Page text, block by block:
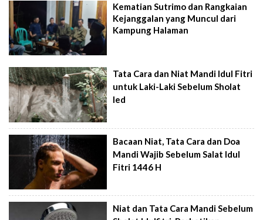
Kematian Sutrimo dan Rangkaian
Kejanggalan yang Muncul dari
Kampung Halaman
Tata Cara dan Niat Mandi Idul Fitri
untuk Laki-Laki Sebelum Sholat
Ied
Bacaan Niat, Tata Cara dan Doa
Mandi Wajib Sebelum Salat Idul
Fitri 1446 H
Niat dan Tata Cara Mandi Sebelum